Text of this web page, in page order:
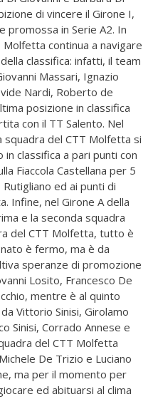
di vincere il Girone I,
promossa in Serie A2. In
continua a navigare
classifica: infatti, il team
Massari, Ignazio
Nardi, Roberto de
posizione in classifica
con il TT Salento. Nel
squadra del CTT Molfetta si
classifica a pari punti con
Fiaccola Castellana per 5
ed ai punti di
Infine, nel Girone A della
e la seconda squadra
del CTT Molfetta, tutto è
è fermo, ma è da
speranze di promozione
Losito, Francesco De
mentre è al quinto
Vittorio Sinisi, Girolamo
Sinisi, Corrado Annese e
del CTT Molfetta
De Trizio e Luciano
ma per il momento per
ed abituarsi al clima